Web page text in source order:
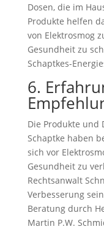
Dosen, die im
Produkte helfen
von Elektrosmog
Gesundheit zu
Schaptkes-
6.
Die Produkte und
Schaptke haben
sich vor
Gesundheit zu
Rechtsanwalt
Verbesserung
Beratung durch
Martin P.W.